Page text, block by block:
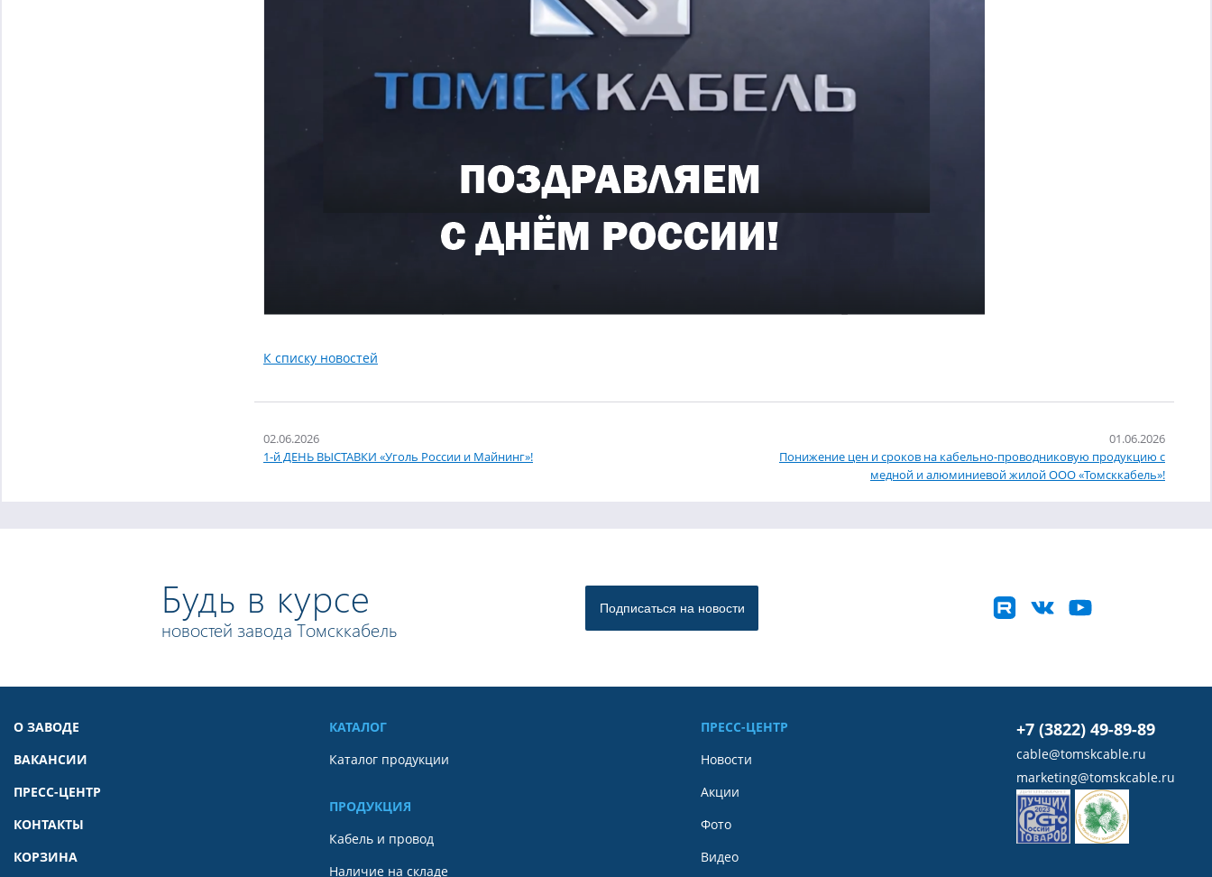
К списку новостей
02.06.2026
1-й ДЕНЬ ВЫСТАВКИ «Уголь России и Майнинг»!
01.06.2026
Понижение цен и сроков на кабельно-проводниковую продукцию с
медной и алюминиевой жилой ООО «Томсккабель»!
Будь в курсе
новостей завода Томсккабель
О ЗАВОДЕ
ВАКАНСИИ
ПРЕСС-ЦЕНТР
КОНТАКТЫ
КОРЗИНА
КАТАЛОГ
Каталог продукции
ПРОДУКЦИЯ
Кабель и провод
Наличие на складе
ПРЕСС-ЦЕНТР
Новости
Акции
Фото
Видео
+7 (3822) 49-89-89
cable@tomskcable.ru
marketing@tomskcable.ru